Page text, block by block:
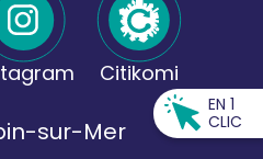
Citikomi
sur-Mer
EN 1
CLIC